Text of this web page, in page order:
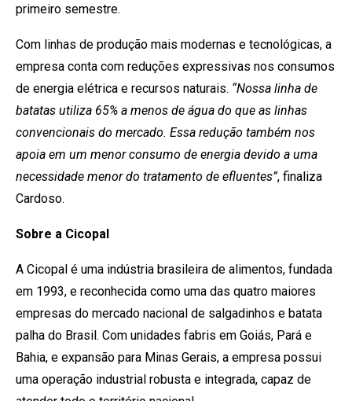
primeiro semestre.
Com linhas de produção mais modernas e tecnológicas, a
empresa conta com reduções expressivas nos consumos
de energia elétrica e recursos naturais. “Nossa linha de
batatas utiliza 65% a menos de água do que as linhas
convencionais do mercado. Essa redução também nos
apoia em um menor consumo de energia devido a uma
necessidade menor do tratamento de efluentes”, finaliza
Cardoso.
Sobre a Cicopal
A Cicopal é uma indústria brasileira de alimentos, fundada
em 1993, e reconhecida como uma das quatro maiores
empresas do mercado nacional de salgadinhos e batata
palha do Brasil. Com unidades fabris em Goiás, Pará e
Bahia, e expansão para Minas Gerais, a empresa possui
uma operação industrial robusta e integrada, capaz de